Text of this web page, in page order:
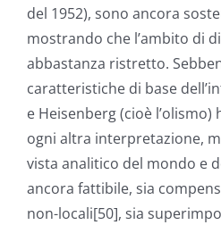
del 1952), sono ancora
mostrando che l’ambito di
abbastanza ristretto.
caratteristiche di base
e Heisenberg (cioè
ogni altra interpretazione,
vista analitico del mondo e
ancora fattibile, sia
non-locali[50], sia